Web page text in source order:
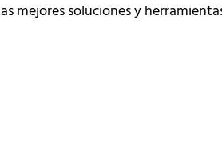
mejores soluciones y